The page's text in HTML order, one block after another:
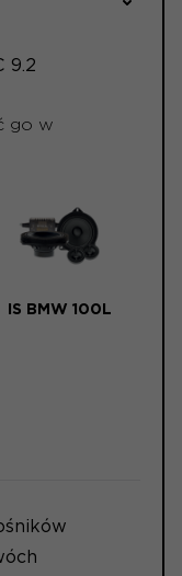
9.2
go w
IS BMW 100L